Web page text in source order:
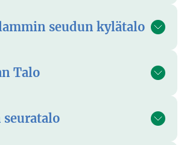
seudun kylätalo
Talo
seuratalo